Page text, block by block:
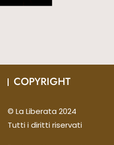
COPYRIGHT
© La Liberata 2024
Tutti i diritti riservati